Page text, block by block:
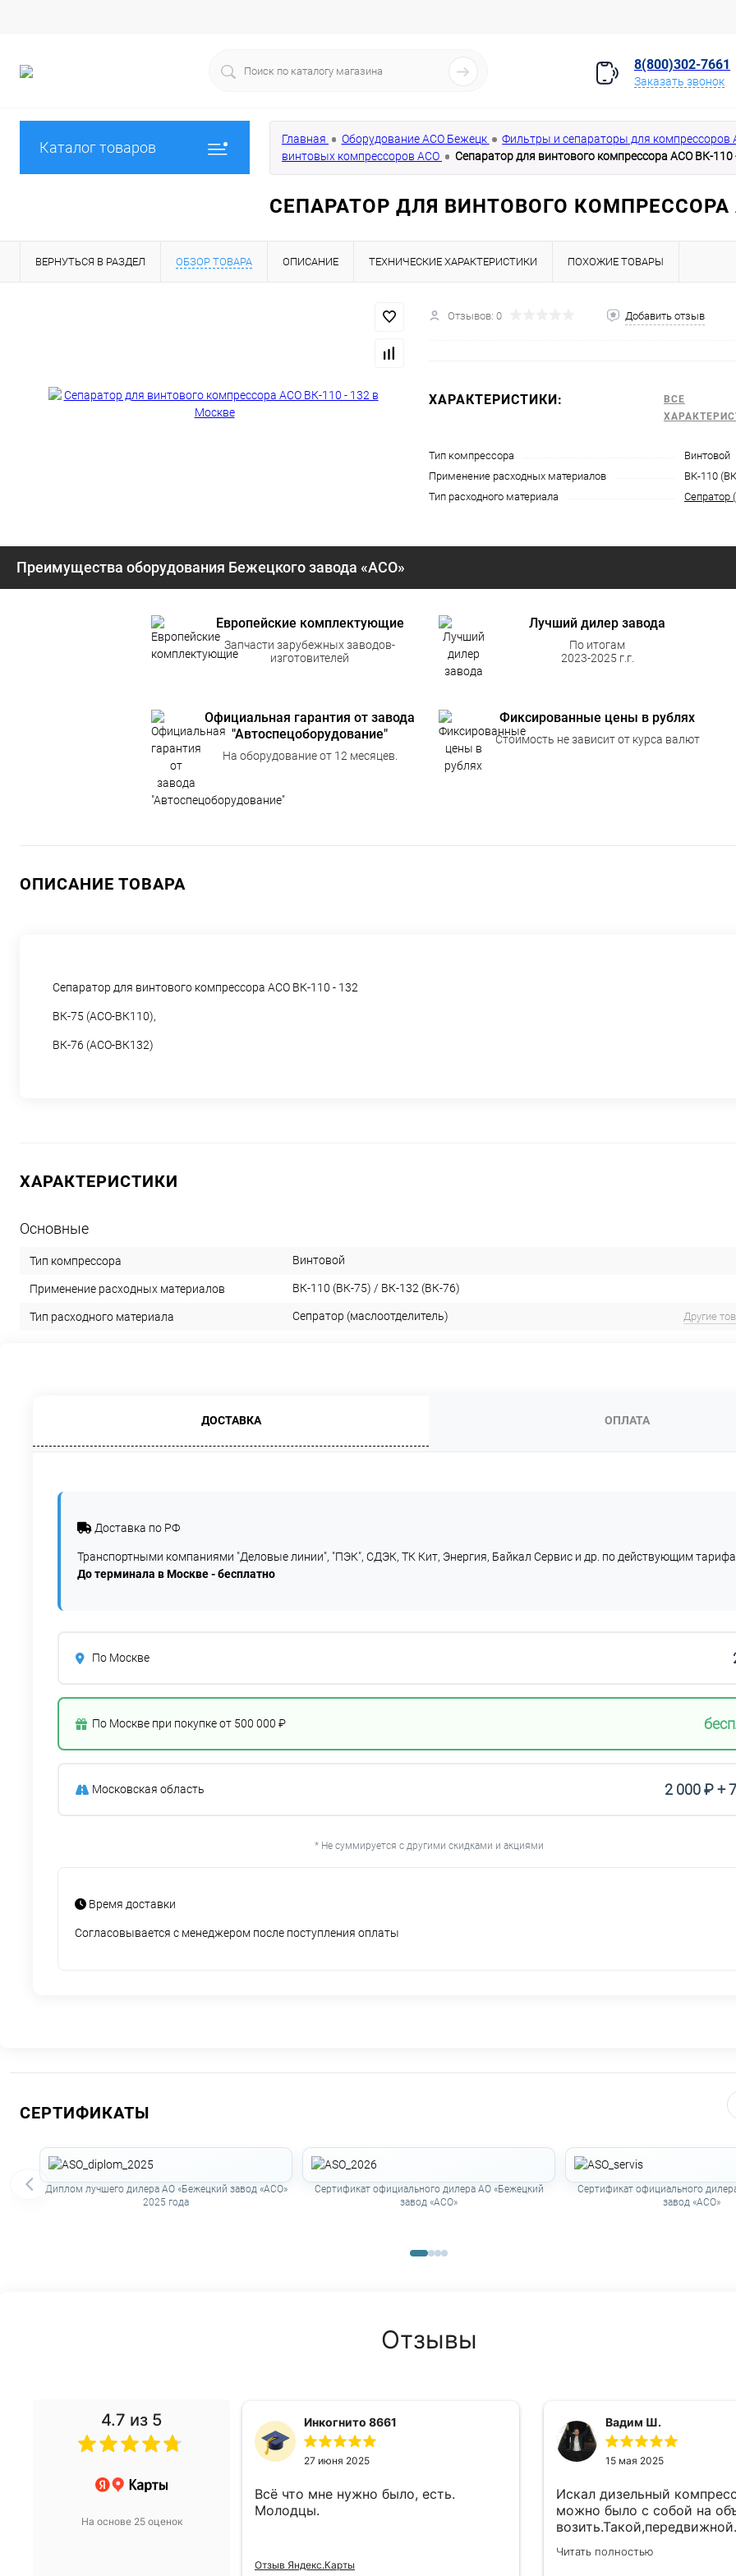
8(800)302-7661
Заказать звонок
Каталог товаров Главная Оборудование АСО Бежецк
Фильтры и сепараторы для компрессоров
винтовых компрессоров АСО
Сепаратор для винтового компрессора АСО ВК-110
СЕПАРАТОР ДЛЯ ВИНТОВОГО КОМПРЕССОРА
ВЕРНУТЬСЯ В РАЗДЕЛ ОБЗОР ТОВАРА ОПИСАНИЕ ТЕХНИЧЕСКИЕ ХАРАКТЕРИСТИКИ ПОХОЖИЕ ТОВАРЫ
Отзывов: 0 Добавить отзыв
ХАРАКТЕРИСТИКИ:
ВСЕ
Тип компрессора
Винтовой
Применение расходных материалов
ВК-110
Тип расходного материала
Сепратор
Преимущества оборудования Бежецкого завода «АСО»
Европейские комплектующие
Запчасти зарубежных заводов-
изготовителей
Лучший дилер завода
По итогам
2023-2025 г.г.
Официальная гарантия от завода
"Автоспецоборудование"
На оборудование от 12 месяцев.
Фиксированные цены в рублях
Стоимость не зависит от курса валют
ОПИСАНИЕ ТОВАРА
Сепаратор для винтового компрессора АСО ВК-110 - 132
ВК-75 (АСО-ВК110),
ВК-76 (АСО-ВК132)
ХАРАКТЕРИСТИКИ
Основные
Тип компрессора Винтовой
Применение расходных материалов ВК-110 (ВК-75) / ВК-132 (ВК-76)
Тип расходного материала Сепратор (маслоотделитель) Другие
ДОСТАВКА ОПЛАТА
Доставка по РФ
Транспортными компаниями "Деловые линии", "ПЭК", СДЭК, ТК Кит, Энергия, Байкал Сервис и др. по действующим
До терминала в Москве - бесплатно
По Москве
По Москве при покупке от 500 000 ₽
Московская область 2 000 ₽ +
* Не суммируется с другими скидками и акциями
Время доставки
Согласовывается с менеджером после поступления оплаты
СЕРТИФИКАТЫ
Диплом лучшего дилера АО «Бежецкий завод «АСО»
2025 года
Сертификат официального дилера АО «Бежецкий
завод «АСО»
Сертификат официального
завод «АСО»
Отзывы
4.7 из 5
На основе 25 оценок
выбор компрессоров ,
Инкогнито 8661
27 июня 2025
Всё что мне нужно было, есть.
Молодцы.
Отзыв Яндекс.Карты
Вадим Ш.
15 мая 2025
Искал дизельный
можно было с собой на
такой вариант.Тут нашел у
подходящую
Читать полностью